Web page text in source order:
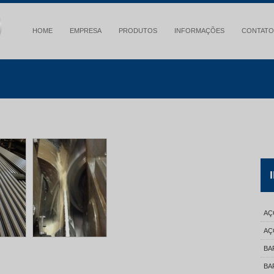
HOME EMPRESA PRODUTOS INFORMAÇÕES CONTATO